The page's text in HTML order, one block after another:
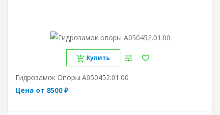
Купить
Гидрозамок Опоры A050452.01.00
Цена от 8500 ₽